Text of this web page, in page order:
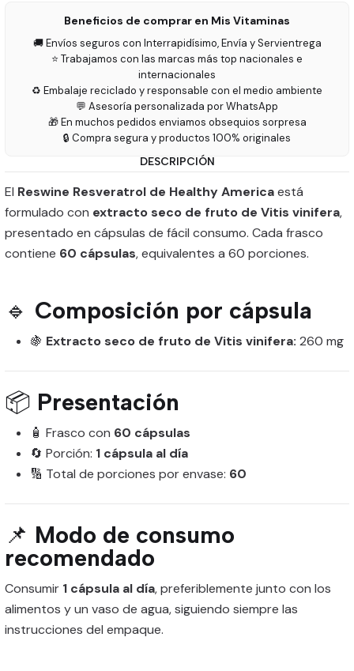
Beneficios de comprar en Mis Vitaminas
🚚 Envíos seguros con Interrapidísimo, Envía y Servientrega
⭐ Trabajamos con las marcas más top nacionales e
internacionales
♻️ Embalaje reciclado y responsable con el medio ambiente
💬 Asesoría personalizada por WhatsApp
🎁 En muchos pedidos enviamos obsequios sorpresa
🔒 Compra segura y productos 100% originales
DESCRIPCIÓN
El Reswine Resveratrol de Healthy Americaestá
formulado con extracto seco de fruto de Vitis vinifera,
presentado en cápsulas de fácil consumo. Cada frasco
contiene 60 cápsulas, equivalentes a 60 porciones.
🔹 Composición por cápsula
🍇 Extracto seco de fruto de Vitis vinifera: 260 mg
📦 Presentación
🧴 Frasco con 60 cápsulas
🔄 Porción: 1 cápsula al día
🔢 Total de porciones por envase: 60
📌 Modo de consumo
recomendado
Consumir 1 cápsula al día, preferiblemente junto con los
alimentos y un vaso de agua, siguiendo siempre las
instrucciones del empaque.